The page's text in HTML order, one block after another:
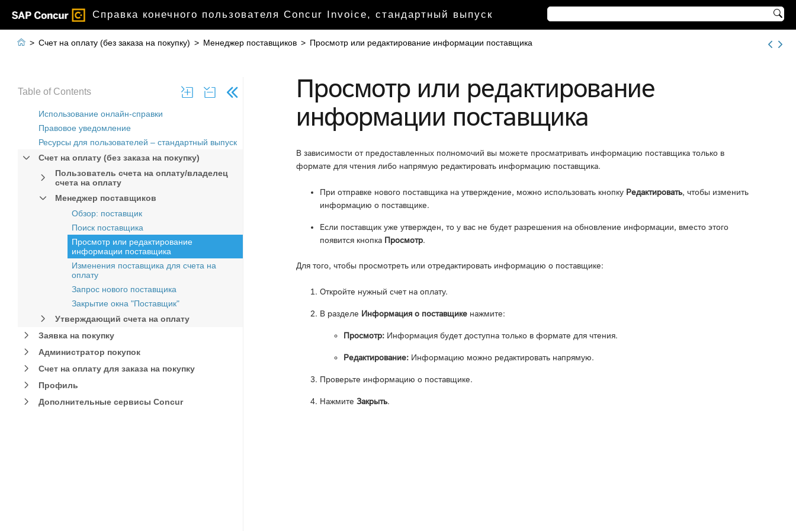
Справка конечного пользователя Concur Invoice, стандартный выпуск 
Table of Contents
Использование онлайн-справки
Правовое уведомление
Ресурсы для пользователей – стандартный выпуск
Счет на оплату (без заказа на покупку)
Пользователь счета на оплату/владелец
счета на оплату
Менеджер поставщиков
Обзор: поставщик
Поиск поставщика
Просмотр или редактирование
информации поставщика
Изменения поставщика для счета на
оплату
Запрос нового поставщика
Закрытие окна "Поставщик"
Утверждающий счета на оплату
Заявка на покупку
Администратор покупок
Счет на оплату для заказа на покупку
Профиль
Дополнительные сервисы Concur
 > Счет на оплату (без заказа на покупку) > Менеджер поставщиков > Просмотр или редактирование информации поставщика
Просмотр или редактирование
информации поставщика
В зависимости от предоставленных полномочий вы можете просматривать информацию поставщика только в
формате для чтения либо напрямую редактировать информацию поставщика.
При отправке нового поставщика на утверждение, можно использовать кнопку Редактировать, чтобы изменить
информацию о поставщике.
Если поставщик уже утвержден, то у вас не будет разрешения на обновление информации, вместо этого
появится кнопка Просмотр.
Для того, чтобы просмотреть или отредактировать информацию о поставщике:
Откройте нужный счет на оплату.
В разделе Информация о поставщике нажмите:
Просмотр: Информация будет доступна только в формате для чтения.
Редактирование: Информацию можно редактировать напрямую.
Проверьте информацию о поставщике.
Нажмите Закрыть.